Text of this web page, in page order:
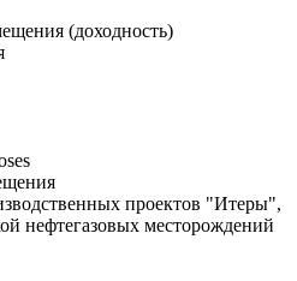
(доходность)
проектов "Итеры",
нефтегазовых месторождений